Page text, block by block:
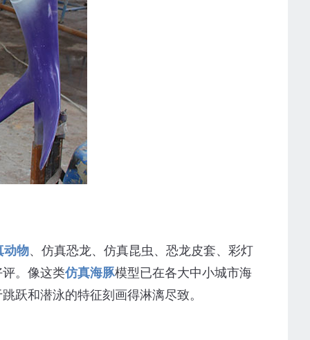
动物、仿真恐龙、仿真昆虫、恐龙皮套、彩灯
。像这类仿真海豚模型已在各大中小城市海
跃和潜泳的特征刻画得淋漓尽致。